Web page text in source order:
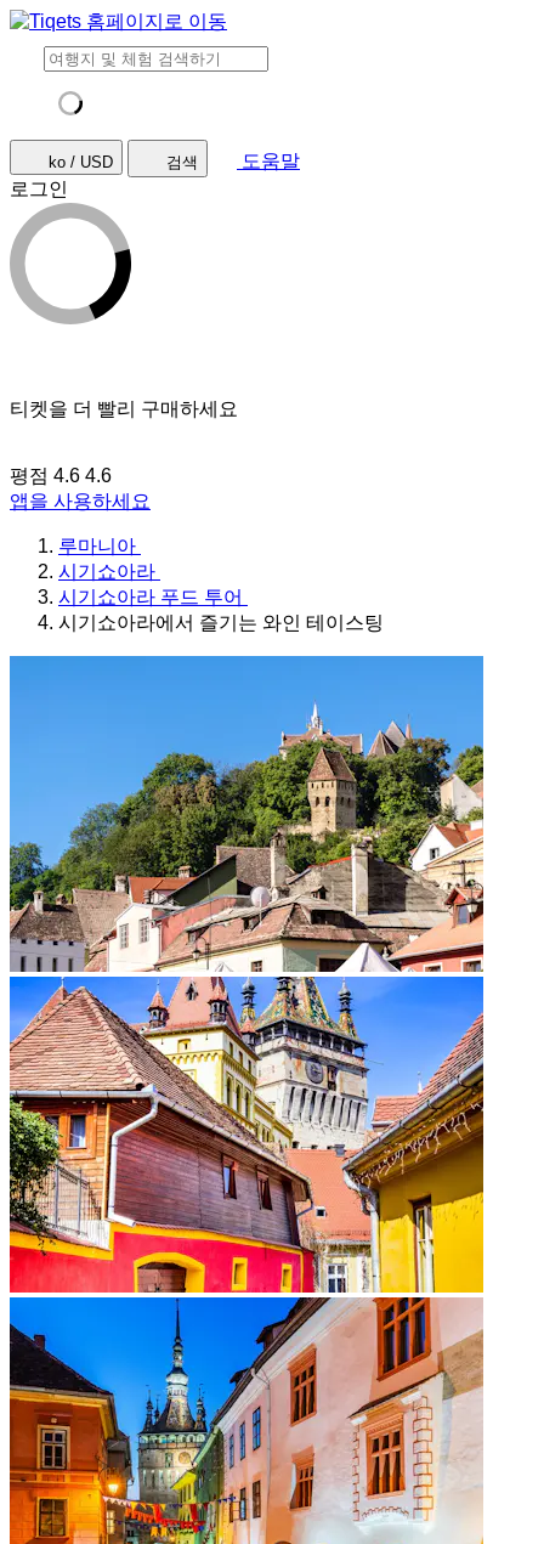
ko / USD 검색
도움말
로그인
티켓을 더 빨리 구매하세요
평점 4.6 4.6
앱을 사용하세요
루마니아
시기쇼아라
시기쇼아라 푸드 투어
시기쇼아라에서 즐기는 와인 테이스팅